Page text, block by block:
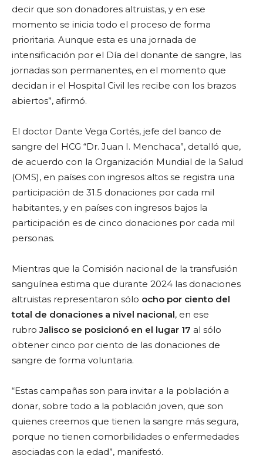
decir que son donadores altruistas, y en ese
momento se inicia todo el proceso de forma
prioritaria. Aunque esta es una jornada de
intensificación por el Día del donante de sangre, las
jornadas son permanentes, en el momento que
decidan ir el Hospital Civil les recibe con los brazos
abiertos”, afirmó.
El doctor Dante Vega Cortés, jefe del banco de
sangre del HCG “Dr. Juan I. Menchaca”, detalló que,
de acuerdo con la Organización Mundial de la Salud
(OMS), en países con ingresos altos se registra una
participación de 31.5 donaciones por cada mil
habitantes, y en países con ingresos bajos la
participación es de cinco donaciones por cada mil
personas.
Mientras que la Comisión nacional de la transfusión
sanguínea estima que durante 2024 las donaciones
altruistas representaron sólo ocho por ciento del
total de donaciones a nivel nacional, en ese
rubro Jalisco se posicionó en el lugar 17 al sólo
obtener cinco por ciento de las donaciones de
sangre de forma voluntaria.
“Estas campañas son para invitar a la población a
donar, sobre todo a la población joven, que son
quienes creemos que tienen la sangre más segura,
porque no tienen comorbilidades o enfermedades
asociadas con la edad”, manifestó.